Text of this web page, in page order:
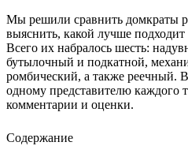
Мы решили сравнить домкраты
выяснить, какой лучше
Всего их набралось шесть:
бутылочный и подкатной,
ромбический, а также реечный.
одному представителю каждого
комментарии и оценки.
Содержание